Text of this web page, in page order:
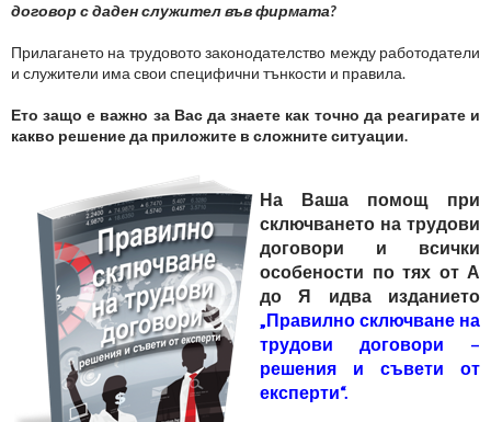
договор с даден служител във фирмата?
Прилагането на трудовото законодателство между работодатели
и служители има свои специфични тънкости и правила.
Ето защо е важно за Вас да знаете как точно да реагирате и
какво решение да приложите в сложните ситуации.
На Ваша помощ при
сключването на трудови
договори и всички
особености по тях от А
до Я идва изданието
„Правилно сключване на
трудови договори –
решения и съвети от
експерти“.